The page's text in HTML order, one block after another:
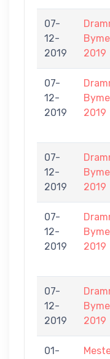
07-
12-
2019
2019
07-
12-
2019
2019
07-
12-
2019
2019
07-
12-
2019
2019
07-
12-
2019
2019
01-